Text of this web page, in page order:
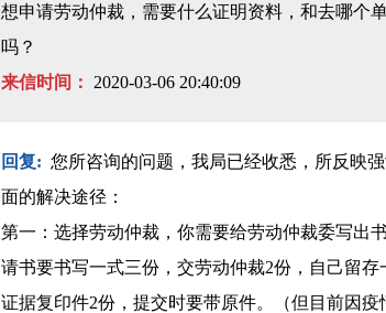
想申请劳动仲裁，需要什么证明资料，和去哪个
吗？
来信时间：
2020-03-06 20:40:09
回复: 您所咨询的问题，我局已经收悉，所反映
面的解决途径：
第一：选择劳动仲裁，你需要给劳动仲裁委写出
请书要书写一式三份，交劳动仲裁2份，自己留
证据复印件2份，提交时要带原件。（但目前因